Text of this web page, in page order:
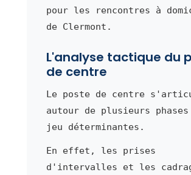
pour les rencontres à
de Clermont.
L'analyse tactique du
de centre
Le poste de centre
autour de plusieurs phases
jeu déterminantes.
En effet, les prises
d'intervalles et les